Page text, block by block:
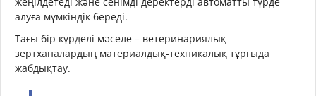
алуға мүмкіндік береді.
Тағы бір күрделі мәселе – ветеринариялық
зертханалардың материалдық-техникалық тұрғыда
жабдықтау.